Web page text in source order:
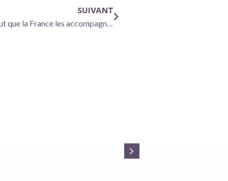
SUIVANT
« Les biotechs portent l’innovation en santé, il faut que la France les accompagne »